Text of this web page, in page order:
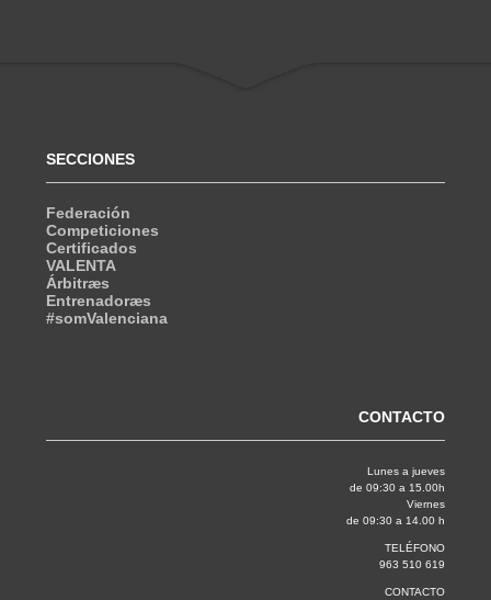
SECCIONES
Federación
Competiciones
Certificados
VALENTA
Árbitræs
Entrenadoræs
#somValenciana
CONTACTO
Lunes a jueves
de 09:30 a 15.00h
Viernes
de 09:30 a 14.00 h
TELÉFONO
963 510 619
CONTACTO